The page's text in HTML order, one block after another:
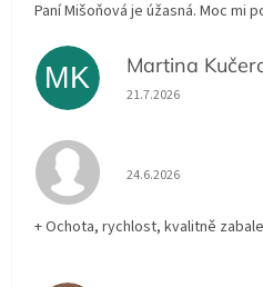
Paní Mišoňová je úžasná. Moc mi
MK Martina
Hodnocení obchodu
21.7.2026
Hodnocení obchodu
24.6.2026
+ Ochota, rychlost, kvalitně